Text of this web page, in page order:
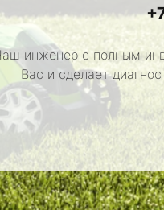
инженер с полным
Вас и сделает